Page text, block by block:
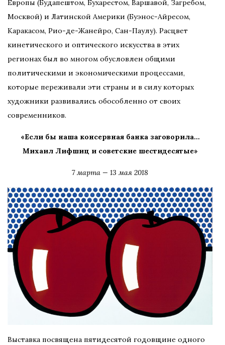
Европы (Будапештом, Бухарестом, Варшавой, Загребом,
Москвой) и Латинской Америки (Буэнос-Айресом,
Каракасом, Рио-де-Жанейро, Сан-Паулу). Расцвет
кинетического и оптического искусства в этих
регионах был во многом обусловлен общими
политическими и экономическими процессами,
которые переживали эти страны и в силу которых
художники развивались обособленно от своих
современников.
«Если бы наша консервная банка заговорила…
Михаил Лифшиц и советские шестидесятые»
7 марта — 13 мая 2018
Выставка посвящена пятидесятой годовщине одного